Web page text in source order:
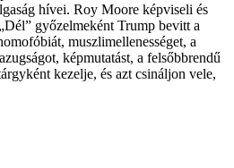
hívei. Roy Moore képviseli és
győzelmeként Trump bevitt a
muszlimellenességet, a
képmutatást, a felsőbbrendű
kezelje, és azt csináljon vele,